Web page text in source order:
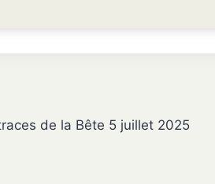
de la Bête 5 juillet 2025